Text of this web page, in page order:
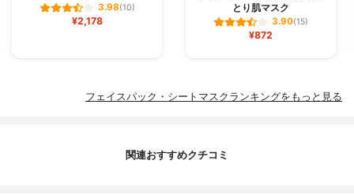
3.98(10)
¥2,178
とり肌マスク
3.90(15)
¥872
フェイスパック・シートマスクランキングをもっと見る
関連おすすめクチコミ